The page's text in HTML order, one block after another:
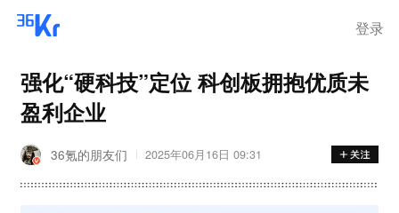
登录
强化“硬科技”定位 科创板拥抱优质未
盈利企业
36氪的朋友们 2025年06月16日 09:31